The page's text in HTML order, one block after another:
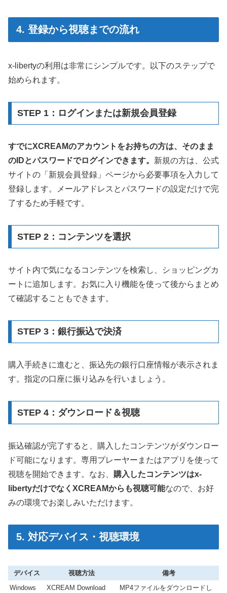
4. 登録から視聴までの流れ
x-libertyの利用は非常にシンプルです。以下のステップで
始められます。
STEP 1：ログインまたは新規会員登録
すでにXCREAMのアカウントをお持ちの方は、そのまま
のIDとパスワードでログインできます。 新規の方は、公式
サイトの「新規会員登録」ページから必要事項を入力して
登録します。メールアドレスとパスワードの設定だけで完
了するため手軽です。
STEP 2：コンテンツを選択
サイト内で気になるコンテンツを検索し、ショッピングカ
ートに追加します。お気に入り機能を使って後からまとめ
て確認することもできます。
STEP 3：銀行振込で決済
購入手続きに進むと、振込先の銀行口座情報が表示されま
す。指定の口座に振り込みを行いましょう。
STEP 4：ダウンロード＆視聴
振込確認が完了すると、購入したコンテンツがダウンロー
ド可能になります。専用プレーヤーまたはアプリを使って
視聴を開始できます。なお、 購入したコンテンツはx-
libertyだけでなくXCREAMからも視聴可能なので、お好
みの環境でお楽しみいただけます。
5. 対応デバイス・視聴環境
デバイス 視聴方法
備考
Windows
XCREAM Download
MP4ファイルをダウンロードし